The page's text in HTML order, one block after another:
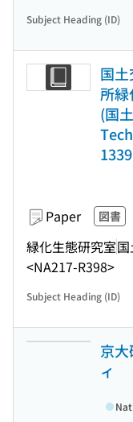
Subject Heading (ID)
国
所
(国
Paper 図書
緑化生態研究室
<NA217-R398>
Subject Heading (ID)
京
ィ